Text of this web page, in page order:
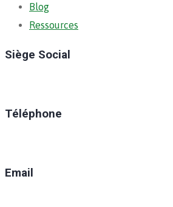
Blog
Ressources
Siège Social
Téléphone
Email